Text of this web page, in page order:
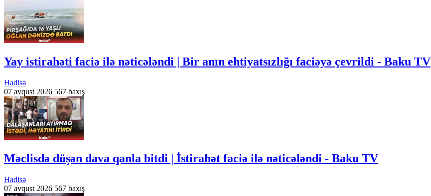
Yay istirahəti faciə ilə nəticələndi | Bir anın ehtiyatsızlığı faciəyə çevrildi - Baku TV
Hadisə
07 avqust 2026 567 baxış
Məclisdə düşən dava qanla bitdi | İstirahət faciə ilə nəticələndi - Baku TV
Hadisə
07 avqust 2026 567 baxış